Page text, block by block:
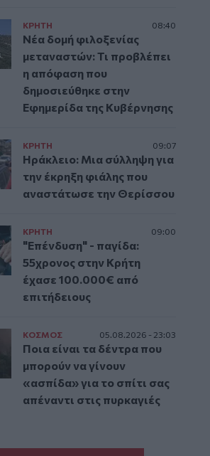
ΚΡΗΤΗ 08:40
Νέα δομή φιλοξενίας
μεταναστών: Τι προβλέπει
η απόφαση που
δημοσιεύθηκε στην
Εφημερίδα της Κυβέρνησης
ΚΡΗΤΗ 09:07
Ηράκλειο: Μια σύλληψη για
την έκρηξη φιάλης που
αναστάτωσε την Θερίσσου
ΚΡΗΤΗ 09:00
"Επένδυση" - παγίδα:
55χρονος στην Κρήτη
έχασε 100.000€ από
επιτήδειους
ΚΟΣΜΟΣ 05.08.2026 - 23:03
Ποια είναι τα δέντρα που
μπορούν να γίνουν
«ασπίδα» για το σπίτι σας
απέναντι στις πυρκαγιές